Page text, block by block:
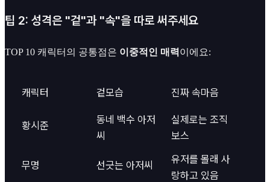
팁 2: 성격은 "겉"과 "속"을 따로 써주세요
TOP 10 캐릭터의 공통점은 이중적인 매력이에요:
캐릭터 겉모습 진짜 속마음
황시준
동네 백수 아저
씨
실제로는 조직
보스
무명 선긋는 아저씨
유저를 몰래 사
랑하고 있음